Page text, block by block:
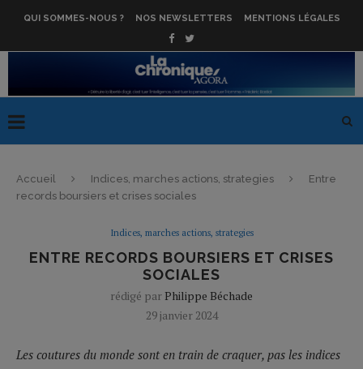
QUI SOMMES-NOUS ? NOS NEWSLETTERS MENTIONS LÉGALES
Accueil Indices, marches actions, strategies
Entre
records boursiers et crises sociales
Indices, marches actions, strategies
ENTRE RECORDS BOURSIERS ET CRISES
SOCIALES
rédigé par Philippe Béchade
29 janvier 2024
Les coutures du monde sont en train de craquer, pas les indices